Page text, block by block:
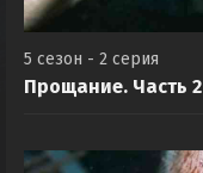
5 сезон - 2 серия
Прощание. Часть 2